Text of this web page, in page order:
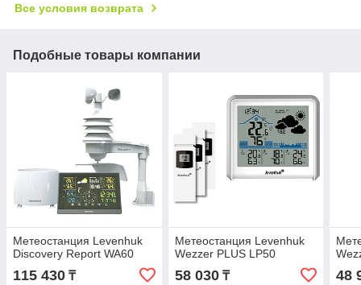
Все условия возврата
Подобные товары компании
Метеостанция Levenhuk
Discovery Report WA60
115 430 ₸
Метеостанция Levenhuk
Wezzer PLUS LP50
58 030₸ 48